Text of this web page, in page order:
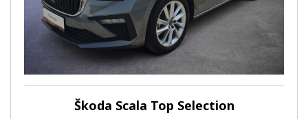
Škoda Scala Top Selection